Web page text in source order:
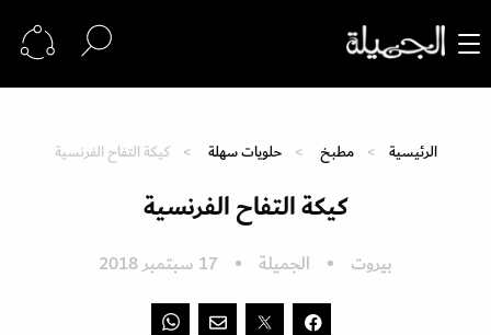
الرئيسية مطبخ حلويات سهلة كيكة التفاح الفرنسية
كيكة التفاح الفرنسية
بيروت الجميلة 17 سبتمبر 2018